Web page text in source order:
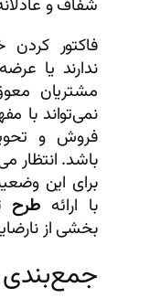
شفاف و
فاکتور
ندارند یا
مشتریان
نمی‌تواند با
فروش و
باشد. انتظار
برای این
با ارائه طرح
بخشی از
جمع‌بندی